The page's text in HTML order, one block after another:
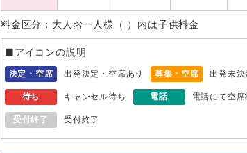
料金区分：大人お一人様（ ）内は子供料金
■アイコンの説明
決定・空席 出発決定・空席あり 募集・空席 出発未決
待ち キャンセル待ち 電話 電話にて空
受付終了 受付終了